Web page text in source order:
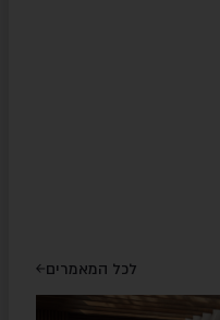
לכל המאמרים